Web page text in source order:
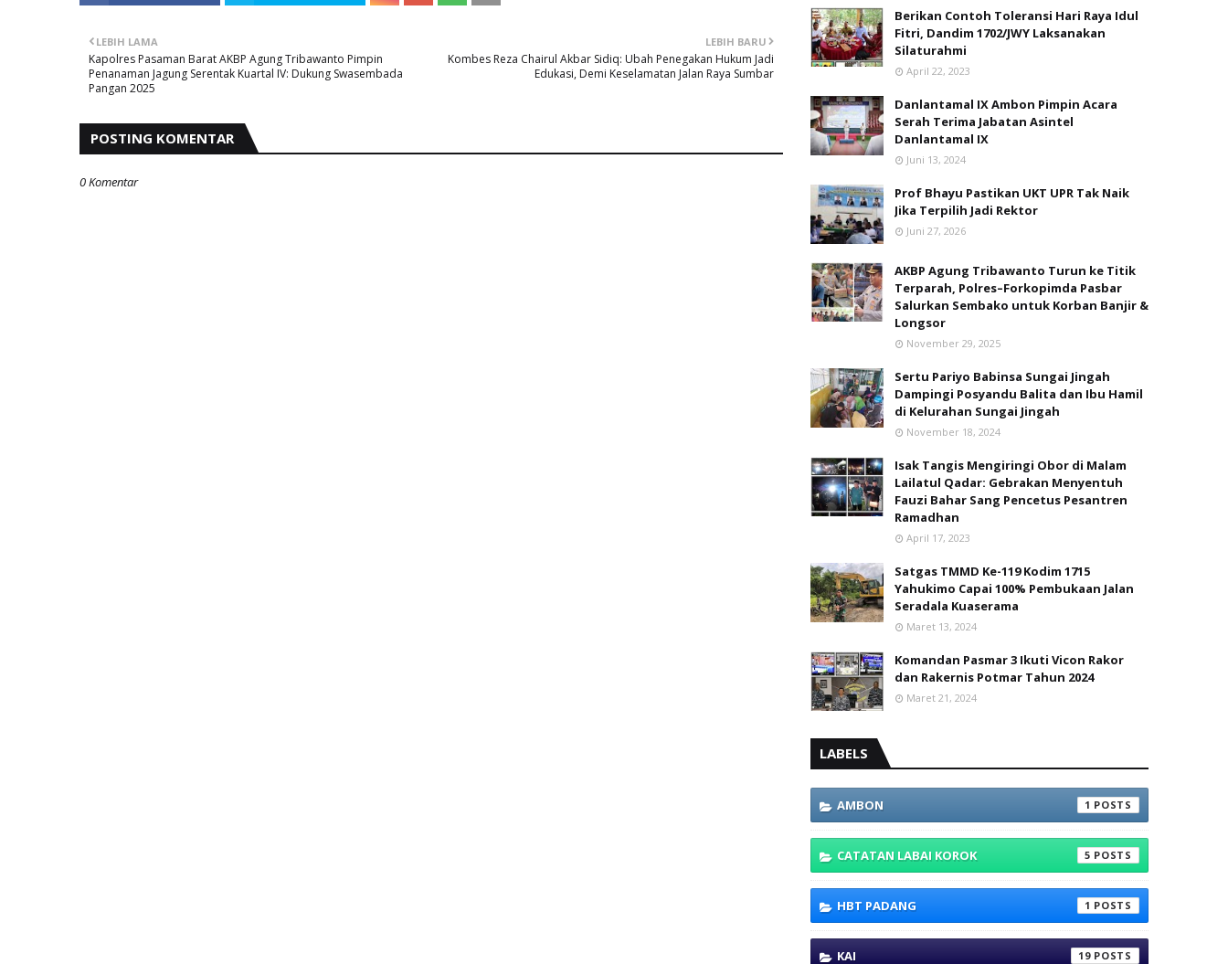
LEBIH BARU
Kombes Reza Chairul Akbar Sidiq: Ubah Penegakan Hukum Jadi
Edukasi, Demi Keselamatan Jalan Raya Sumbar
LEBIH LAMA
Kapolres Pasaman Barat AKBP Agung Tribawanto Pimpin
Penanaman Jagung Serentak Kuartal IV: Dukung Swasembada
Pangan 2025
POSTING KOMENTAR
0 Komentar
Berikan Contoh Toleransi Hari Raya Idul
Fitri, Dandim 1702/JWY Laksanakan
Silaturahmi
April 22, 2023
Danlantamal IX Ambon Pimpin Acara
Serah Terima Jabatan Asintel
Danlantamal IX
Juni 13, 2024
Prof Bhayu Pastikan UKT UPR Tak Naik
Jika Terpilih Jadi Rektor
Juni 27, 2026
AKBP Agung Tribawanto Turun ke Titik
Terparah, Polres–Forkopimda Pasbar
Salurkan Sembako untuk Korban Banjir &
Longsor
November 29, 2025
Sertu Pariyo Babinsa Sungai Jingah
Dampingi Posyandu Balita dan Ibu Hamil
di Kelurahan Sungai Jingah
November 18, 2024
Isak Tangis Mengiringi Obor di Malam
Lailatul Qadar: Gebrakan Menyentuh
Fauzi Bahar Sang Pencetus Pesantren
Ramadhan
April 17, 2023
Satgas TMMD Ke-119 Kodim 1715
Yahukimo Capai 100% Pembukaan Jalan
Seradala Kuaserama
Maret 13, 2024
Komandan Pasmar 3 Ikuti Vicon Rakor
dan Rakernis Potmar Tahun 2024
Maret 21, 2024
LABELS
AMBON 1
CATATAN LABAI KOROK 5
HBT PADANG 1
KAI 19